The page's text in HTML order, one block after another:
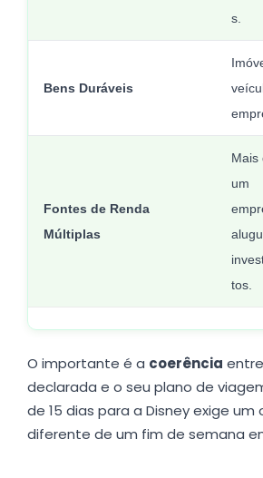
s.
Bens Duráveis
Fontes de Renda
Múltiplas
Mais
um
tos.
O importante é a coerência
declarada e o seu plano de
de 15 dias para a Disney exige
diferente de um fim de semana